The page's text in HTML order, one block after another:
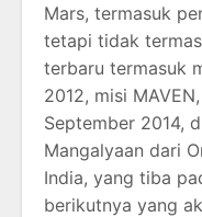
Mars, termasuk
tetapi tidak
terbaru termasuk
2012, misi
September 2014,
Mangalyaan dari
India, yang tiba
berikutnya yang